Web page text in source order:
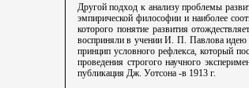
Другой подход к анализу проблемы
эмпирической философии и наиболее
которого понятие развития
восприняли в учении И. П. Павлова идею
принцип условного рефлекса, который
проведения строгого научного
публикация Дж. Уотсона -в 1913 г.